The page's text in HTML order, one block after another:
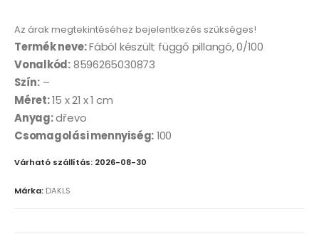
Az árak megtekintéséhez bejelentkezés szükséges!
Termék neve:Fából készült függő pillangó, 0/100
Vonalkód:8596265030873
Szín:–
Méret:15 x 21 x 1 cm
Anyag:dřevo
Csomagolási mennyiség:100
Várható szállítás: 2026-08-30
Márka: DAKLS